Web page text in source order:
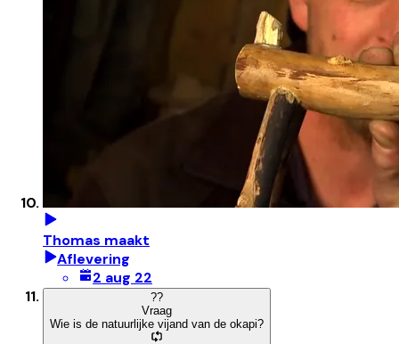
Thomas maakt
Aflevering
2 aug 22
??
Vraag
Wie is de natuurlijke vijand van de okapi?